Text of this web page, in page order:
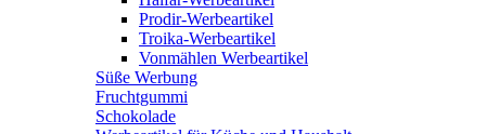
Prodir-Werbeartikel
Troika-Werbeartikel
Vonmählen Werbeartikel
Süße Werbung
Fruchtgummi
Schokolade